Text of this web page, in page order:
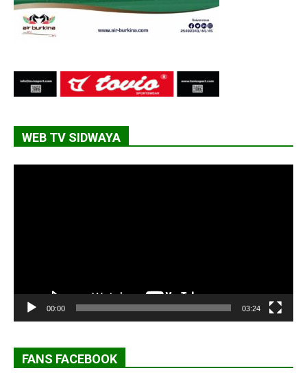
WEB TV SIDWAYA
00:00 03:24
FANS FACEBOOK